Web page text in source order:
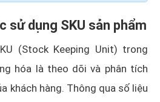
sử dụng SKU sản phẩm
(Stock Keeping Unit) trong
hóa là theo dõi và phân tích
khách hàng. Thông qua số liệu